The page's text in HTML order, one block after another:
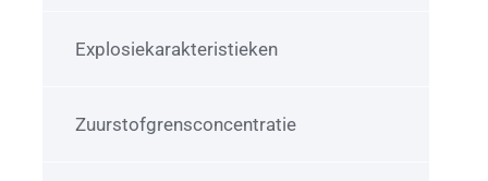
Explosiekarakteristieken
Zuurstofgrensconcentratie